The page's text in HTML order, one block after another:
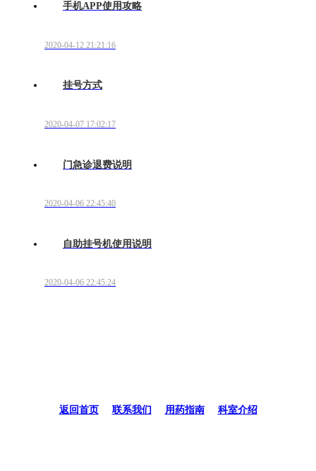
手机APP使用攻略
2020-04-12 21:21:16
挂号方式
2020-04-07 17:02:17
门急诊退费说明
2020-04-06 22:45:40
自助挂号机使用说明
2020-04-06 22:45:24
返回首页| 联系我们 用药指南| 科室介绍